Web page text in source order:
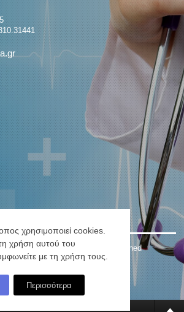
ΚΛΙΝΙΚΗ Κ. ΤΣΕΚΟΥΡΑ. Designed
χρησιμοποιεί cookies.
χρήση αυτού του
με τη χρήση τους.
Περισσότερα